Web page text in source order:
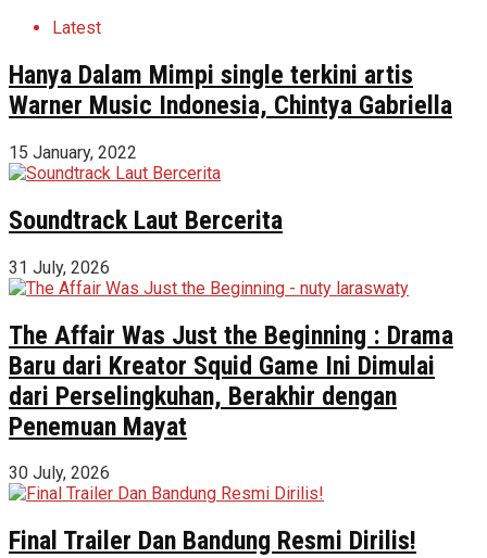
Latest
Hanya Dalam Mimpi single terkini artis
Warner Music Indonesia, Chintya Gabriella
15 January, 2022
Soundtrack Laut Bercerita
31 July, 2026
The Affair Was Just the Beginning : Drama
Baru dari Kreator Squid Game Ini Dimulai
dari Perselingkuhan, Berakhir dengan
Penemuan Mayat
30 July, 2026
Final Trailer Dan Bandung Resmi Dirilis!